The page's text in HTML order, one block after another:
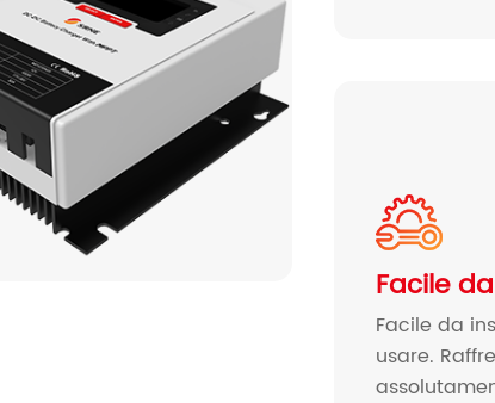
Facile
Facile da
usare.